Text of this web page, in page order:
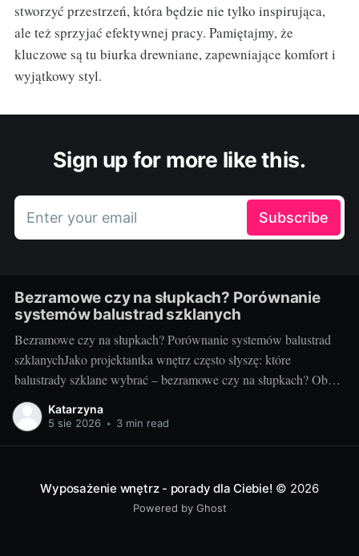
stworzyć przestrzeń, która będzie nie tylko inspirująca,
ale też sprzyjać efektywnej pracy. Pamiętajmy, że
kluczowe są tu biurka drewniane, zapewniające komfort i
wyjątkowy styl.
Sign up for more like this.
Enter your email Subscribe
Bezramowe czy na słupkach? Porównanie
systemów balustrad szklanych
Bezramowe czy na słupkach? Porównanie systemów balustrad
szklanychJako projektantka wnętrz często słyszę: które
balustrady szklane wybrać – bezramowe czy na słupkach? Oba
systemy potrafią wyglądać zjawiskowo i podnieść wartość
nieruchomości, ale różnią się konstrukcją, montażem i
Katarzyna
5 sie 2026 • 3 min read
Wyposażenie wnętrz - porady dla Ciebie! © 2026
Powered by Ghost